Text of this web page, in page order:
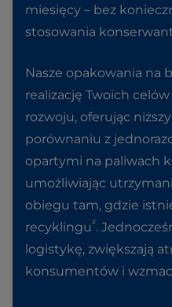
miesięcy – bez
stosowania
Nasze opakowania na
realizację Twoich
rozwoju, oferując
porównaniu z
opartymi na paliwach
umożliwiając
obiegu tam, gdzie
recyklingu².
logistykę, zwiększają
konsumentów i